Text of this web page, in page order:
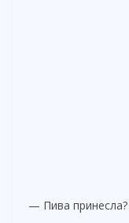
— Пива